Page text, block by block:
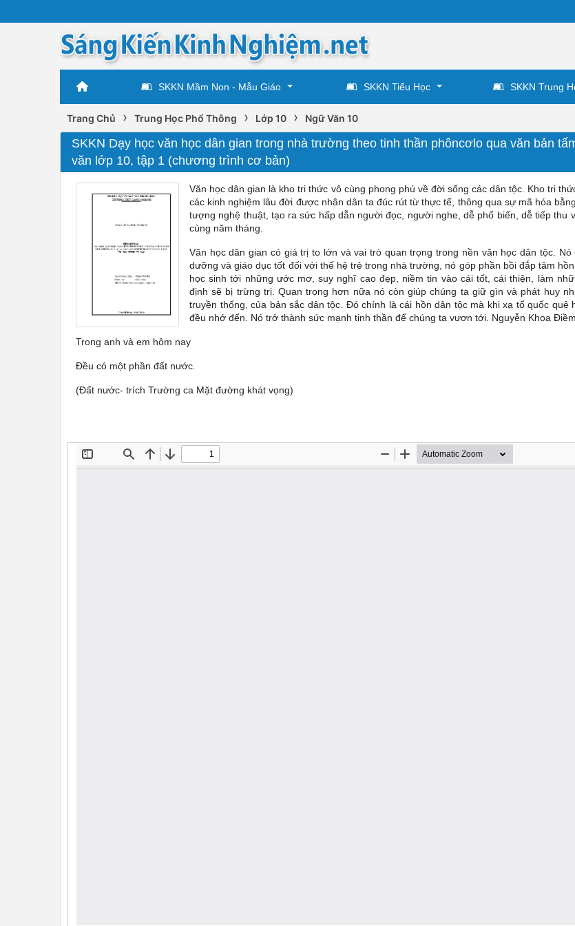
SKKN Mầm Non - Mẫu Giáo SKKN Tiểu Học SKKN Trung
Trang Chủ › Trung Học Phổ Thông › Lớp 10 › Ngữ Văn 10
SKKN Dạy học văn học dân gian trong nhà trường theo tinh thần phôncơlo qua văn bản
văn lớp 10, tập 1 (chương trình cơ bản)
Văn học dân gian là kho tri thức vô cùng phong phú về đời sống các dân tộc. Kho tri
các kinh nghiệm lâu đời được nhân dân ta đúc rút từ thực tế, thông qua sự mã hóa
tượng nghệ thuật, tạo ra sức hấp dẫn người đọc, người nghe, dễ phổ biến, dễ tiếp thu
cùng năm tháng.
Văn học dân gian có giá trị to lớn và vai trò quan trọng trong nền văn học dân tộc. Nó
dưỡng và giáo dục tốt đối với thế hệ trẻ trong nhà trường, nó góp phần bồi đắp tâm
học sinh tới những ước mơ, suy nghĩ cao đẹp, niềm tin vào cái tốt, cái thiện, làm
định sẽ bị trừng trị. Quan trọng hơn nữa nó còn giúp chúng ta giữ gìn và phát huy
truyền thống, của bản sắc dân tộc. Đó chính là cái hồn dân tộc mà khi xa tổ quốc quê
đều nhớ đến. Nó trở thành sức mạnh tinh thần để chúng ta vươn tới. Nguyễn Khoa
Trong anh và em hôm nay
Đều có một phần đất nước.
(Đất nước- trích Trường ca Mặt đường khát vọng)